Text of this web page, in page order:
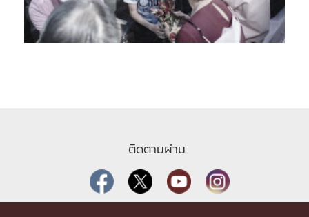
ติดตามผ่าน